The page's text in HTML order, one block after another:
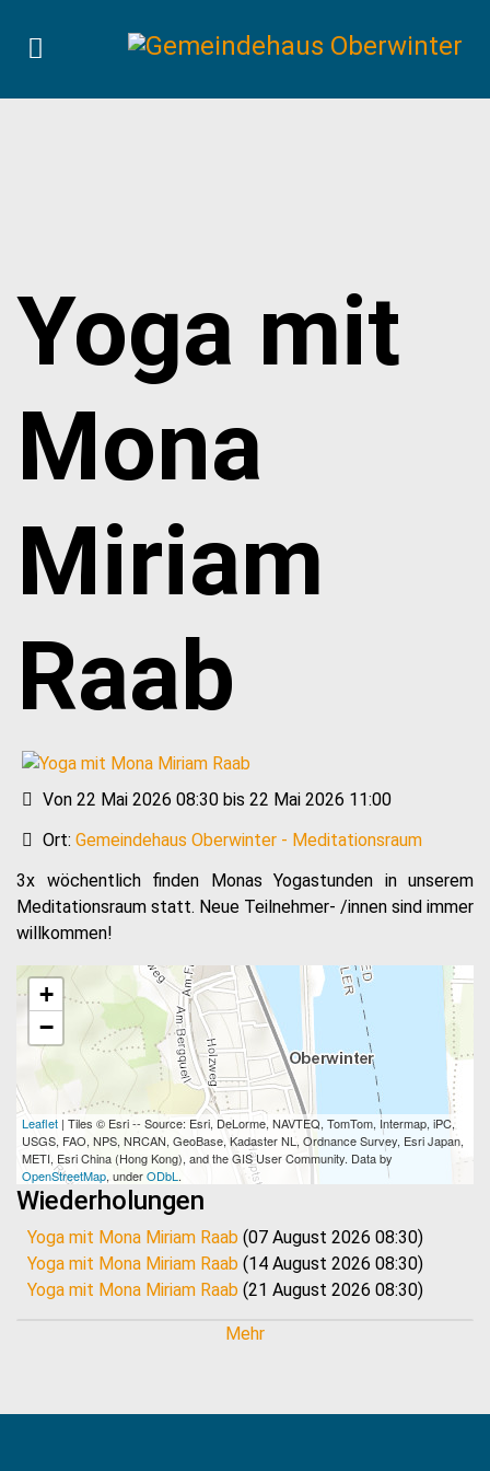
Yoga mit
Mona
Miriam
Raab
Von 22 Mai 2026 08:30 bis 22 Mai 2026 11:00
Ort: Gemeindehaus Oberwinter - Meditationsraum
3x wöchentlich finden Monas Yogastunden in unserem
Meditationsraum statt. Neue Teilnehmer- /innen sind immer
willkommen!
+
−
Leaflet | Tiles © Esri -- Source: Esri, DeLorme, NAVTEQ, TomTom, Intermap, iPC,
USGS, FAO, NPS, NRCAN, GeoBase, Kadaster NL, Ordnance Survey, Esri Japan,
METI, Esri China (Hong Kong), and the GIS User Community. Data by
OpenStreetMap, underODbL .
Wiederholungen
Yoga mit Mona Miriam Raab (07 August 2026 08:30)
Yoga mit Mona Miriam Raab (14 August 2026 08:30)
Yoga mit Mona Miriam Raab (21 August 2026 08:30)
Yoga mit Mona Miriam Raab(04 September 2026 08:30)
Yoga mit Mona Miriam Raab(25 September 2026 08:30)
Mehr